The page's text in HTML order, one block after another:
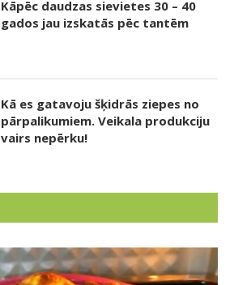
Kāpēc daudzas sievietes 30 – 40
gados jau izskatās pēc tantēm
Kā es gatavoju šķidrās ziepes no
pārpalikumiem. Veikala produkciju
vairs nepērku!